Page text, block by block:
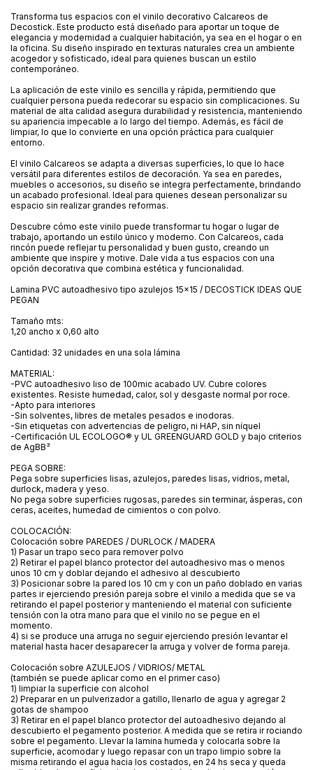
Transforma tus espacios con el vinilo decorativo Calcareos de
Decostick. Este producto está diseñado para aportar un toque de
elegancia y modernidad a cualquier habitación, ya sea en el hogar o en
la oficina. Su diseño inspirado en texturas naturales crea un ambiente
acogedor y sofisticado, ideal para quienes buscan un estilo
contemporáneo.
La aplicación de este vinilo es sencilla y rápida, permitiendo que
cualquier persona pueda redecorar su espacio sin complicaciones. Su
material de alta calidad asegura durabilidad y resistencia, manteniendo
su apariencia impecable a lo largo del tiempo. Además, es fácil de
limpiar, lo que lo convierte en una opción práctica para cualquier
entorno.
El vinilo Calcareos se adapta a diversas superficies, lo que lo hace
versátil para diferentes estilos de decoración. Ya sea en paredes,
muebles o accesorios, su diseño se integra perfectamente, brindando
un acabado profesional. Ideal para quienes desean personalizar su
espacio sin realizar grandes reformas.
Descubre cómo este vinilo puede transformar tu hogar o lugar de
trabajo, aportando un estilo único y moderno. Con Calcareos, cada
rincón puede reflejar tu personalidad y buen gusto, creando un
ambiente que inspire y motive. Dale vida a tus espacios con una
opción decorativa que combina estética y funcionalidad.
Lamina PVC autoadhesivo tipo azulejos 15x15 / DECOSTICK IDEAS QUE
PEGAN
Tamaño mts:
1,20 ancho x 0,60 alto
Cantidad: 32 unidades en una sola lámina
MATERIAL:
-PVC autoadhesivo liso de 100mic acabado UV. Cubre colores
existentes. Resiste humedad, calor, sol y desgaste normal por roce.
-Apto para interiores
-Sin solventes, libres de metales pesados e inodoras.
-Sin etiquetas con advertencias de peligro, ni HAP, sin níquel
-Certificación UL ECOLOGO® y UL GREENGUARD GOLD y bajo criterios
de AgBB³
PEGA SOBRE:
Pega sobre superficies lisas, azulejos, paredes lisas, vidrios, metal,
durlock, madera y yeso.
No pega sobre superficies rugosas, paredes sin terminar, ásperas, con
ceras, aceites, humedad de cimientos o con polvo.
COLOCACIÓN:
Colocación sobre PAREDES / DURLOCK / MADERA
1) Pasar un trapo seco para remover polvo
2) Retirar el papel blanco protector del autoadhesivo mas o menos
unos 10 cm y doblar dejando el adhesivo al descubierto
3) Posicionar sobre la pared los 10 cm y con un paño doblado en varias
partes ir ejerciendo presión pareja sobre el vinilo a medida que se va
retirando el papel posterior y manteniendo el material con suficiente
tensión con la otra mano para que el vinilo no se pegue en el
momento.
4) si se produce una arruga no seguir ejerciendo presión levantar el
material hasta hacer desaparecer la arruga y volver de forma pareja.
Colocación sobre AZULEJOS / VIDRIOS/ METAL
(también se puede aplicar como en el primer caso)
1) limpiar la superficie con alcohol
2) Preparar en un pulverizador a gatillo, llenarlo de agua y agregar 2
gotas de shampoo
3) Retirar en el papel blanco protector del autoadhesivo dejando al
descubierto el pegamento posterior. A medida que se retira ir rociando
sobre el pegamento. Llevar la lamina humeda y colocarla sobre la
superficie, acomodar y luego repasar con un trapo limpio sobre la
misma retirando el agua hacia los costados, en 24 hs seca y queda